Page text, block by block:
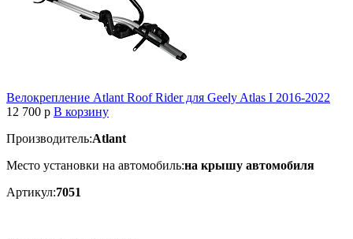
Велокрепление Atlant Roof Rider для Geely Atlas I 2016-2022
12 700 p В корзину
Производитель:Atlant
Место установки на автомобиль:на крышу автомобиля
Артикул:7051